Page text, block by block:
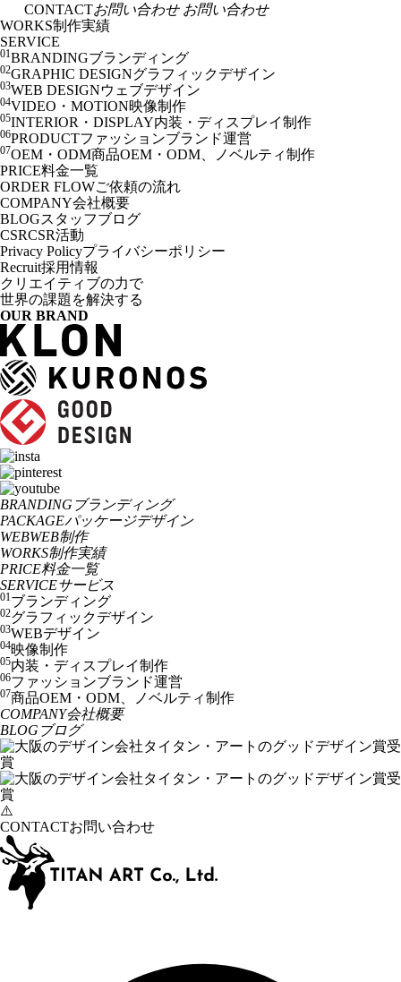
CONTACTお問い合わせ お問い合わせ
WORKS制作実績
SERVICE
01BRANDINGブランディング
02GRAPHIC DESIGNグラフィックデザイン
03WEB DESIGNウェブデザイン
04VIDEO・MOTION映像制作
05INTERIOR・DISPLAY内装・ディスプレイ制作
06PRODUCTファッションブランド運営
07OEM・ODM商品OEM・ODM、ノベルティ制作
PRICE料金一覧
ORDER FLOWご依頼の流れ
COMPANY会社概要
BLOGスタッフブログ
CSRCSR活動
Privacy Policyプライバシーポリシー
Recruit採用情報
クリエイティブの力で
世界の課題を解決する
OUR BRAND
BRANDING ブランディング
PACKAGEパッケージデザイン
WEBWEB制作
WORKS制作実績
PRICE料金一覧
SERVICEサービス
01ブランディング
02グラフィックデザイン
03WEBデザイン
04映像制作
05内装・ディスプレイ制作
06ファッションブランド運営
07商品OEM・ODM、ノベルティ制作
COMPANY会社概要
BLOG ブログ
CONTACTお問い合わせ